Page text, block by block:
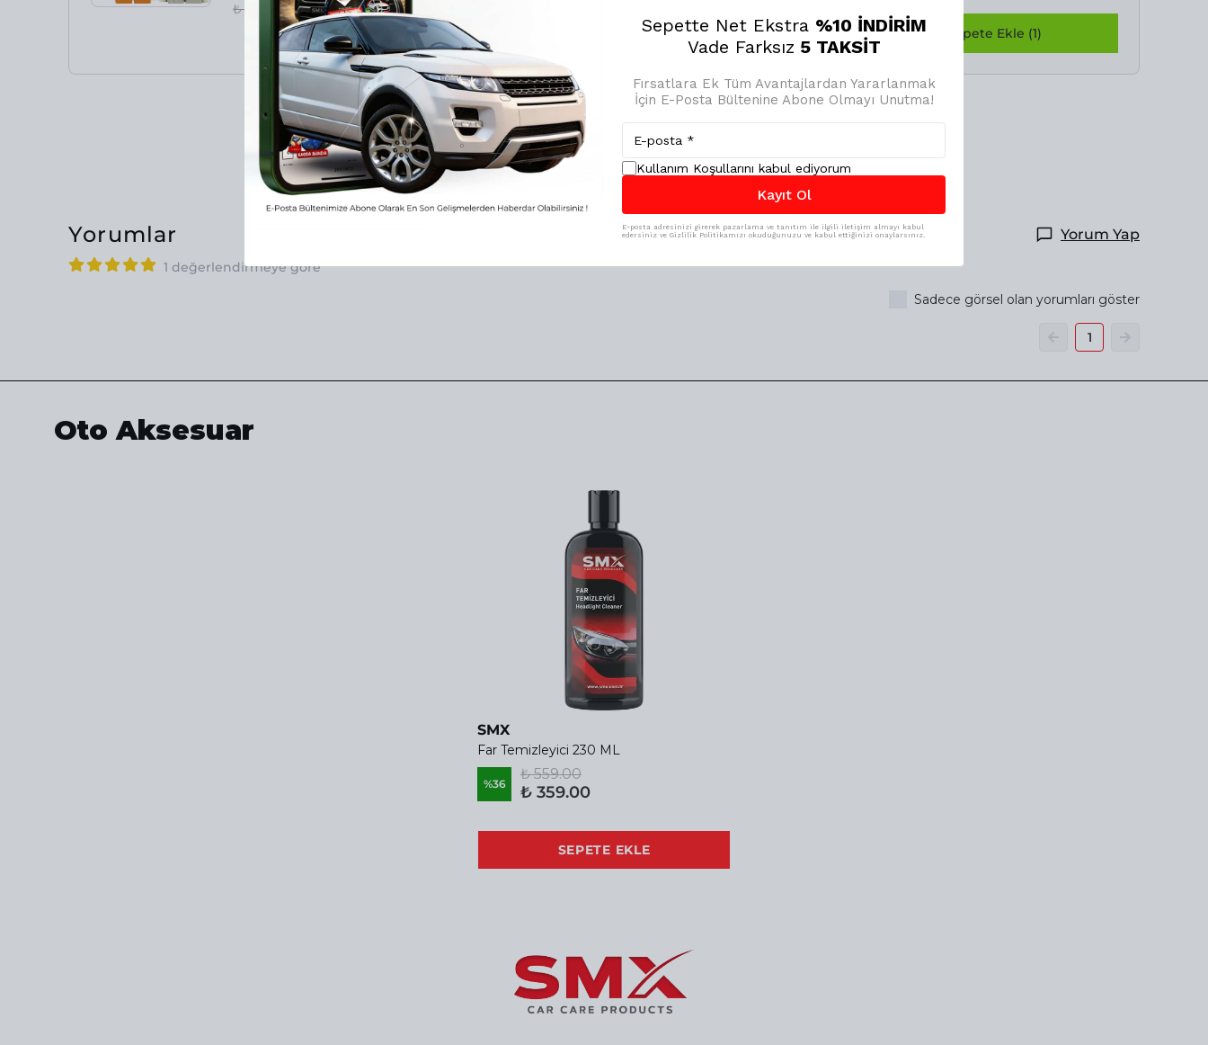
₺ 399.00 ₺ 349.00
Birlikte Sepete Ekle (1)
Yorumlar Yorum Yap
1 değerlendirmeye göre
Sadece görsel olan yorumları göster
1
Oto Aksesuar
SMX
Far Temizleyici 230 ML
%36
₺ 559.00
₺ 359.00
SEPETE EKLE
Sepette Net Ekstra %10 İNDİRİM
Vade Farksız 5 TAKSİT
Fırsatlara Ek Tüm Avantajlardan Yararlanmak
İçin E-Posta Bültenine Abone Olmayı Unutma!
Kullanım Koşullarını kabul ediyorum
Kayıt Ol
E-posta adresinizi girerek pazarlama ve tanıtım ile ilgili iletişim almayı kabul
edersiniz ve Gizlilik Politikamızı okuduğunuzu ve kabul ettiğinizi onaylarsınız.